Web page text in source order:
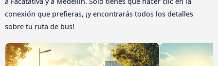
conexión que prefieras, ¡y encontrarás todos los detalles
sobre tu ruta de bus!